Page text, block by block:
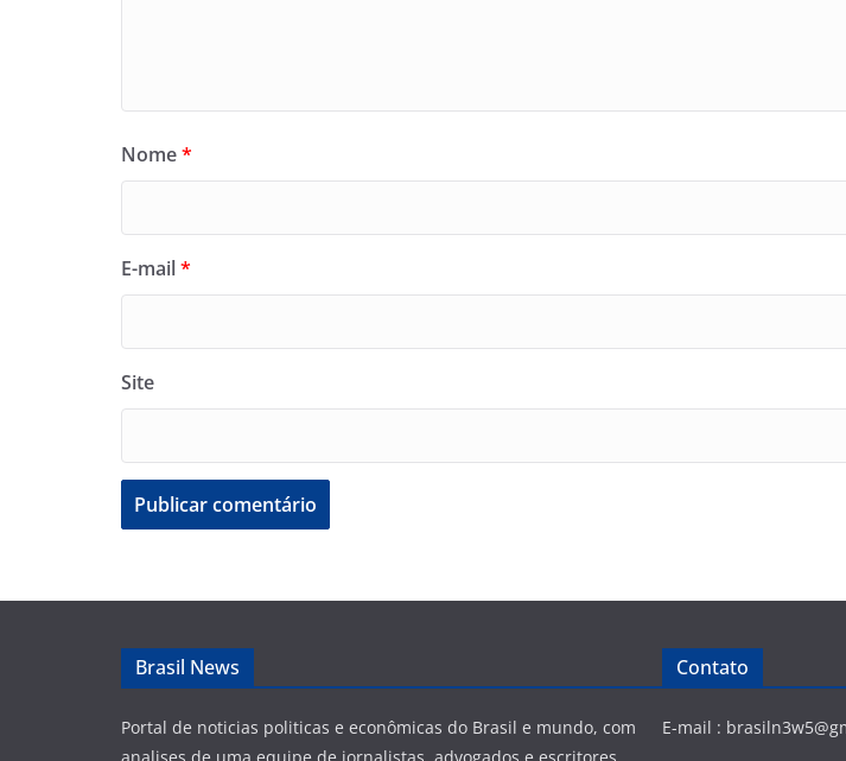
Nome*
E-mail*
Site
Brasil News
Portal de noticias politicas e econômicas do Brasil e mundo, com
Contato
E-mail :